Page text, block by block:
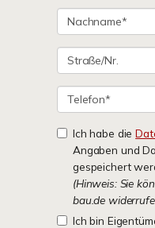
Ich habe die
Angaben und
gespeichert
(Hinweis: Sie
bau.de
Ich bin